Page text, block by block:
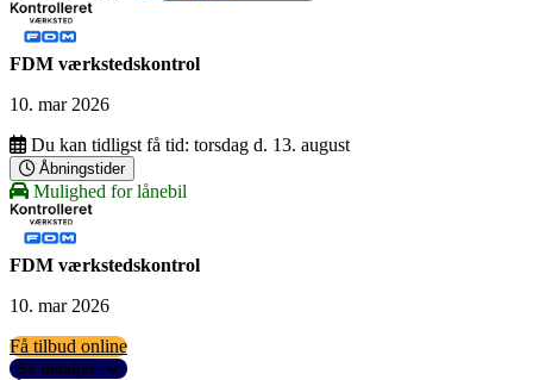
FDM værkstedskontrol
10. mar 2026
Du kan tidligst få tid: torsdag d. 13. august
Åbningstider
Mulighed for lånebil
FDM værkstedskontrol
10. mar 2026
Få tilbud online
Se detaljer